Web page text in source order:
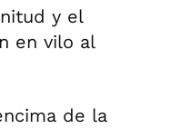
y el
en vilo al
de la